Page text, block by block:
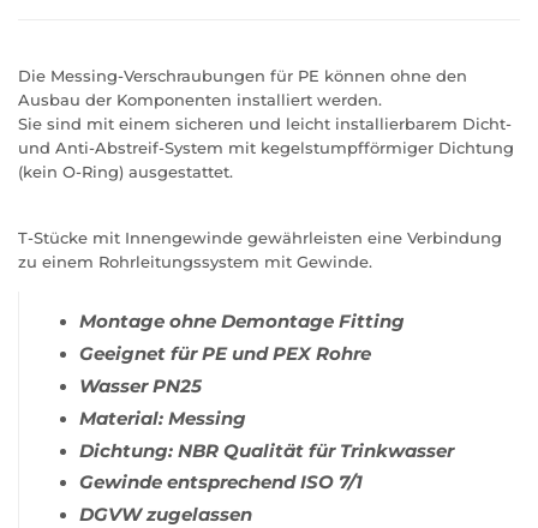
Die Messing-Verschraubungen für PE können ohne den
Ausbau der Komponenten installiert werden.
Sie sind mit einem sicheren und leicht installierbarem Dicht-
und Anti-Abstreif-System mit kegelstumpfförmiger Dichtung
(kein O-Ring) ausgestattet.
T-Stücke mit Innengewinde gewährleisten eine Verbindung
zu einem Rohrleitungssystem mit Gewinde.
Montage ohne Demontage Fitting
Geeignet für PE und PEX Rohre
Wasser PN25
Material: Messing
Dichtung: NBR Qualität für Trinkwasser
Gewinde entsprechend ISO 7/1
DGVW zugelassen